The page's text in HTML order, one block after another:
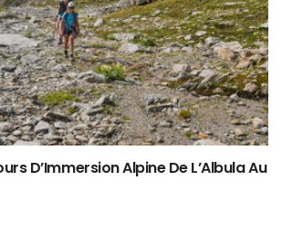
D’Immersion Alpine De L’Albula Au